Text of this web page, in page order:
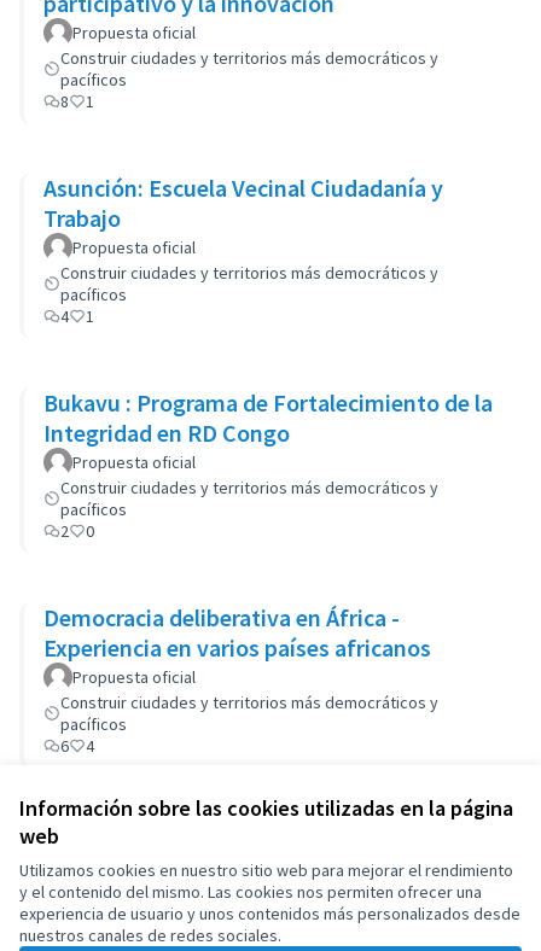
Información sobre las cookies utilizadas en la página
web
Utilizamos cookies en nuestro sitio web para mejorar el rendimiento
y el contenido del mismo. Las cookies nos permiten ofrecer una
experiencia de usuario y unos contenidos más personalizados desde
nuestros canales de redes sociales.
Propuesta oficial
Construir ciudades y territorios más democráticos y
pacíficos
8
1
Asunción: Escuela Vecinal Ciudadanía y
Trabajo
Propuesta oficial
Construir ciudades y territorios más democráticos y
pacíficos
4
1
Bukavu : Programa de Fortalecimiento de la
Integridad en RD Congo
Propuesta oficial
Construir ciudades y territorios más democráticos y
pacíficos
2
0
Democracia deliberativa en África -
Experiencia en varios países africanos
Propuesta oficial
Construir ciudades y territorios más democráticos y
pacíficos
6
4
Términos y condiciones de uso
Configuración de cookies
OIDP en X
(Enlace externo)
OIDP en Facebook
(Enlace externo)
OIDP en YouTube
(Enlace externo)
Castellano
Choose languageChoisir la langueElegir el idioma